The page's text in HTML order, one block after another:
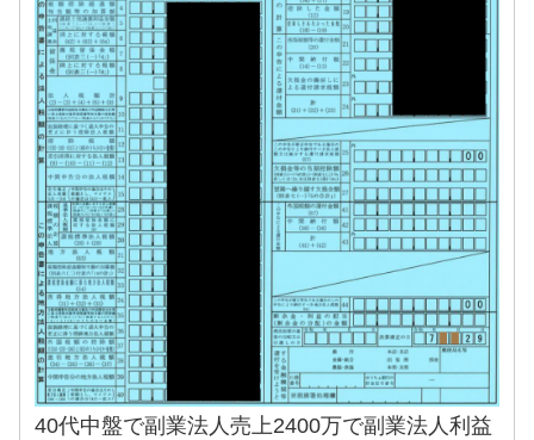
40代中盤で副業法人売上2400万で副業法人利益